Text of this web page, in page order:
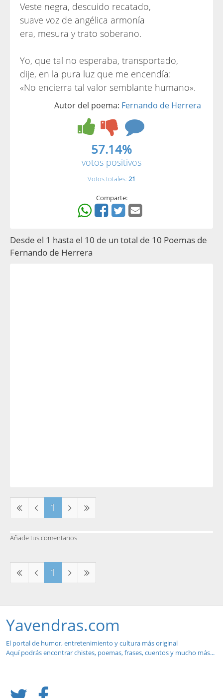
Veste negra, descuido recatado,
suave voz de angélica armonía
era, mesura y trato soberano.
Yo, que tal no esperaba, transportado,
dije, en la pura luz que me encendía:
«No encierra tal valor semblante humano».
Autor del poema: Fernando de Herrera
57.14%
votos positivos
Votos totales: 21
Comparte:
Desde el 1 hasta el 10 de un total de 10 Poemas de
Fernando de Herrera
1
Añade tus comentarios
1
Yavendras.com
El portal de humor, entretenimiento y cultura más original
Aquí podrás encontrar chistes, poemas, frases, cuentos y mucho más...